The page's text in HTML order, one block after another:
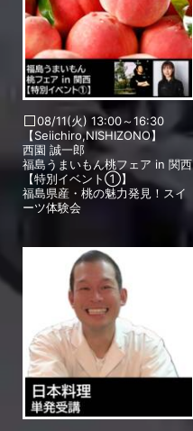
08/11(火) 13:00～16:30
【Seiichiro,NISHIZONO】
西園 誠一郎
福島うまいもん桃フェア in 関西
【特別イベント①】
福島県産・桃の魅力発見！スイ
ーツ体験会